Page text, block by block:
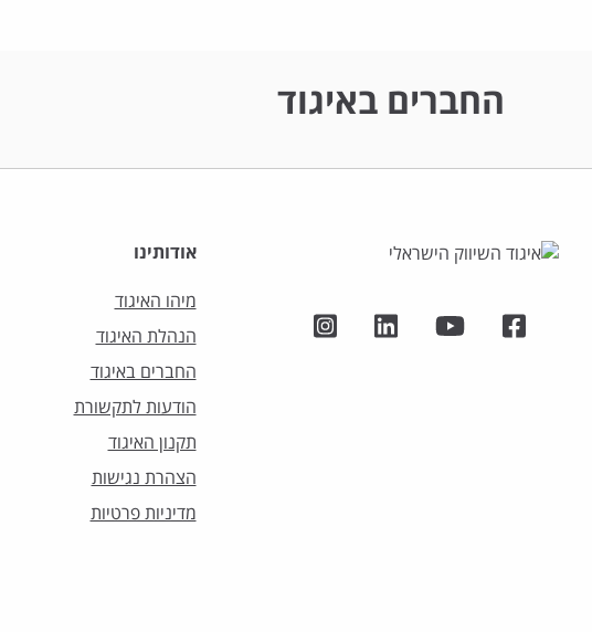
החברים באיגוד
אודותינו
מיהו האיגוד
הנהלת האיגוד
החברים באיגוד
הודעות לתקשורת
תקנון האיגוד
הצהרת נגישות
מדיניות פרטיות